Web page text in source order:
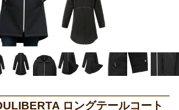
ロングテールコート